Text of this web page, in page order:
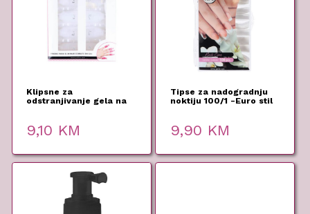
Klipsne za
odstranjivanje gela na
9,10 KM
Tipse za nadogradnju
noktiju 100/1 -Euro stil
9,90 KM